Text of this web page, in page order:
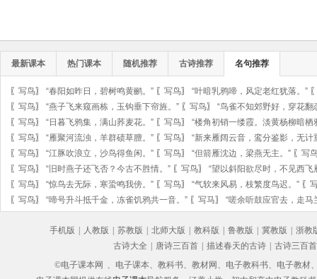
最新课本 热门课本 随机推荐 古诗推荐 名句推荐
〖 写鸟〗 “春阳如昨日，碧树鸣黄鹂。” 〖 写鸟〗 “叶暗乳鸦啼，风定老红犹落。”
〖 写鸟〗 “燕子飞来窥画栋，玉钩垂下帘旌。” 〖 写鸟〗 “鸟雀不知郊野好，穿花翻
〖 写鸟〗 “日暮飞鸦集，满山荞麦花。” 〖 写鸟〗 “楼角初销一缕霞。淡黄杨柳暗栖
〖 写鸟〗 “雁聚河流浊，羊群碛草膻。” 〖 写鸟〗 “新来雁阔云音，鸾分鉴影，无计
〖 写鸟〗 “江豚吹浪立，沙鸟得鱼闲。” 〖 写鸟〗 “但箭雁沈边，梁燕无主。” 〖 写
〖 写鸟〗 “旧时燕子还飞否？今古不胜情。” 〖 写鸟〗 “望以斜阳欲尽时，不见西飞
〖 写鸟〗 “惊鸟去无际，寒蛩鸣我傍。” 〖 写鸟〗 “气软来风易，枝繁度鸟迟。” 〖
〖 写鸟〗 “啼号升斗抵千金，冻雀饥鸦共一音。” 〖 写马〗 “嗟余听鼓应官去，走马
手机版 人教版 苏教版 北师大版 教科版 鲁教版 冀教版
浙教
古诗大全
唐诗三百首 描述春天的古诗
古诗三百首
©电子课本网 、电子课本、教科书、教材网、电子教科书、电子教材